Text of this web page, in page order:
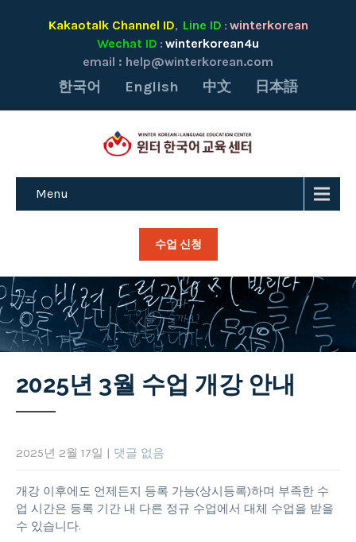
Kakaotalk Channel ID, Line ID : winterkorean
Wechat ID : winterkorean4u
email : help@winterkorean.com
한국어 English 中文 日本語
Menu
수업 신청
2025년 3월 수업 개강 안내
2025년 2월 17일 | 댓글 없음
개강 이후에도 언제든지 등록 가능(상시등록)하며 부족한 수
업 시간은 등록 기간 내 다른 정규 수업에서 대체 수업을 받을
수 있습니다.